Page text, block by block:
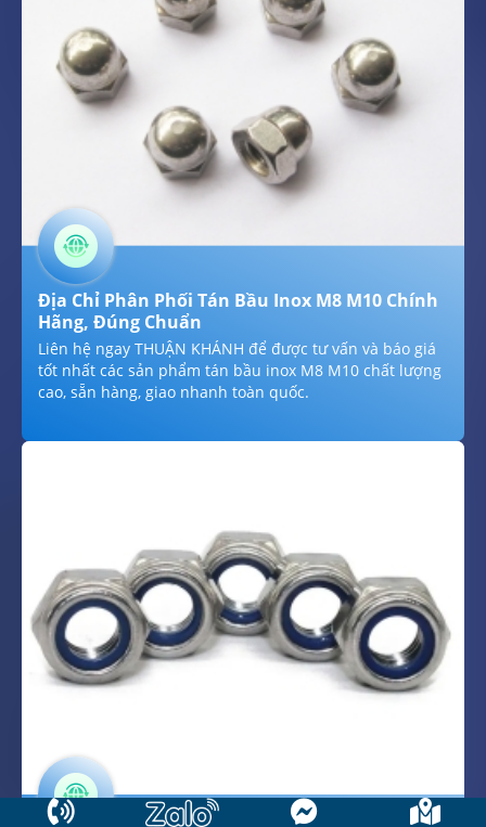
Địa Chỉ Phân Phối Tán Bầu Inox M8 M10 Chính
Hãng, Đúng Chuẩn
Liên hệ ngay THUẬN KHÁNH để được tư vấn và báo giá
tốt nhất các sản phẩm tán bầu inox M8 M10 chất lượng
cao, sẵn hàng, giao nhanh toàn quốc.